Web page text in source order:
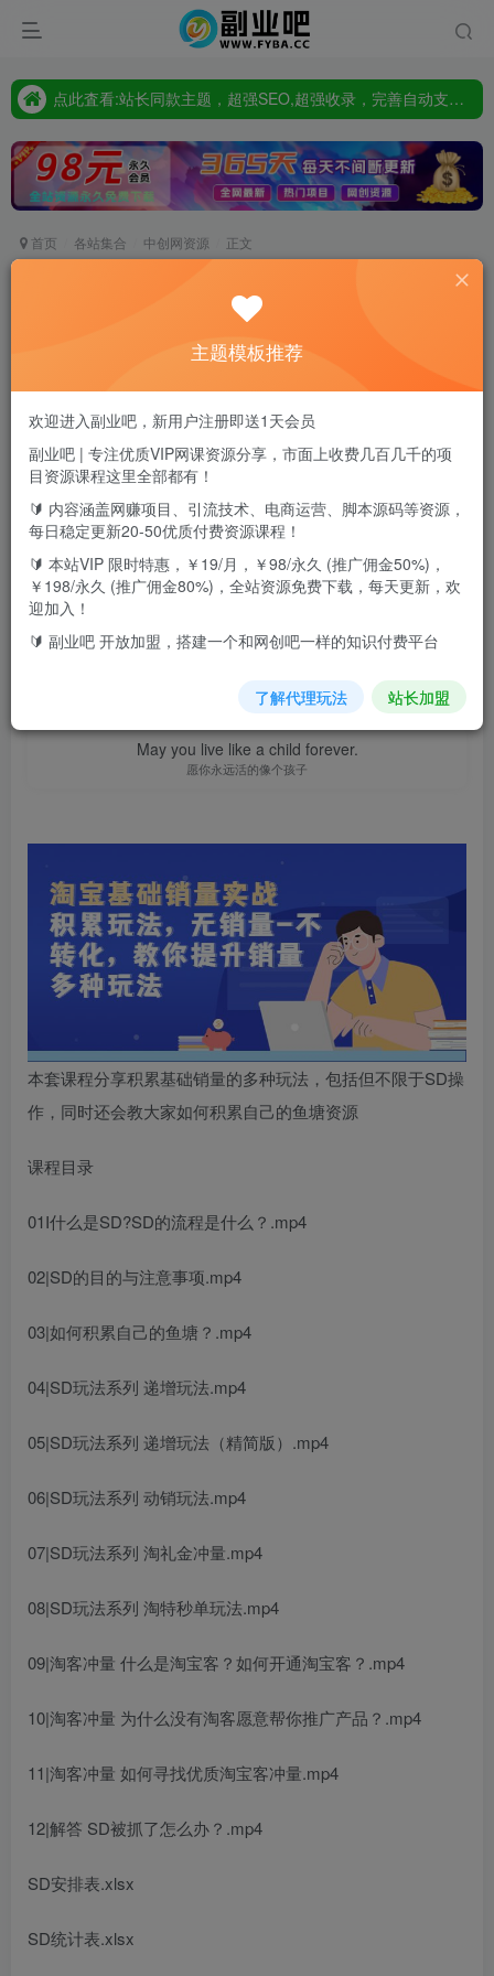
点此査看:站长同款主题，超强SEO,超强收录，完善自动支付会员功能，轻松打造高权重，高收录网站
点此査看:站长同款主题，超强SEO,超强收录，完善自动支付会员功能，轻松打造高权重，高收录网站
只要98元开通VIP会员，终身下载各大机构内部资源,一站式草根创业基地,最新最强网赚教程大全，小投入，大回报!
首页 各站集合 中创网资源 正文
（5405期）淘宝基础销量实战-积累玩法，无销量-
不转化，教你提升销量多种玩法
此内容为付费资源，请付费后查看
F币 9.9
高级代理免费 顶级代理免费
立即购买
您当前未登录！建议登陆后购买，可保存购买订单
付费资源
May you live like a child forever.
愿你永远活的像个孩子
本套课程分享积累基础销量的多种玩法，包括但不限于SD操
作，同时还会教大家如何积累自己的鱼塘资源
课程目录
01I什么是SD?SD的流程是什么？.mp4
02|SD的目的与注意事项.mp4
03|如何积累自己的鱼塘？.mp4
04|SD玩法系列 递增玩法.mp4
05|SD玩法系列 递增玩法（精简版）.mp4
06|SD玩法系列 动销玩法.mp4
07|SD玩法系列 淘礼金冲量.mp4
08|SD玩法系列 淘特秒单玩法.mp4
09|淘客冲量 什么是淘宝客？如何开通淘宝客？.mp4
10|淘客冲量 为什么没有淘客愿意帮你推广产品？.mp4
11|淘客冲量 如何寻找优质淘宝客冲量.mp4
12|解答 SD被抓了怎么办？.mp4
SD安排表.xlsx
SD统计表.xlsx
主题模板推荐
欢迎进入副业吧，新用户注册即送1天会员
副业吧 | 专注优质VIP网课资源分享，市面上收费几百几千的项
目资源课程这里全部都有！
🔰 内容涵盖网赚项目、引流技术、电商运营、脚本源码等资源，
每日稳定更新20-50优质付费资源课程！
🔰 本站VIP 限时特惠，￥19/月，￥98/永久 (推广佣金50%)，
￥198/永久 (推广佣金80%)，全站资源免费下载，每天更新，欢
迎加入！
🔰 副业吧 开放加盟，搭建一个和网创吧一样的知识付费平台
了解代理玩法 站长加盟